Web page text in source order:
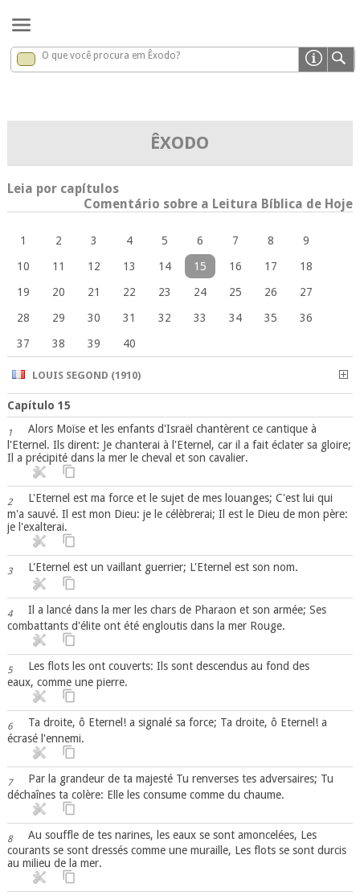
Êxodo x
O que você procura em Êxodo?
ÊXODO
Leia por capítulos
Comentário sobre a Leitura Bíblica de Hoje
1 2 3 4 5 6 7 8
9
10
11 12 13 14 15 16 17
18
19
20 21 22 23 24 25 26
27
28
29 30 31 32 33 34 35
36
37
38 39 40
LOUIS SEGOND (1910)
Capítulo 15
1
Alors Moïse et les enfants d'Israël chantèrent ce cantique à
l'Eternel. Ils dirent: Je chanterai à l'Eternel, car il a fait éclater sa gloire;
Il a précipité dans la mer le cheval et son cavalier.
2
L'Eternel est ma force et le sujet de mes louanges; C'est lui qui
m'a sauvé. Il est mon Dieu: je le célèbrerai; Il est le Dieu de mon père:
je l'exalterai.
3 L'Eternel est un vaillant guerrier; L'Eternel est son nom.
4
Il a lancé dans la mer les chars de Pharaon et son armée; Ses
combattants d'élite ont été engloutis dans la mer Rouge.
5
Les flots les ont couverts: Ils sont descendus au fond des
eaux, comme une pierre.
6
Ta droite, ô Eternel! a signalé sa force; Ta droite, ô Eternel! a
écrasé l'ennemi.
7
Par la grandeur de ta majesté Tu renverses tes adversaires; Tu
déchaînes ta colère: Elle les consume comme du chaume.
8
Au souffle de tes narines, les eaux se sont amoncelées, Les
courants se sont dressés comme une muraille, Les flots se sont durcis
au milieu de la mer.